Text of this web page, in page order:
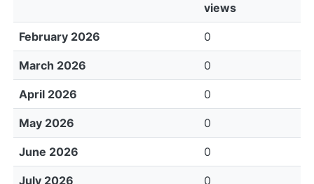
views
February 2026 0
March 2026 0
April 2026 0
May 2026 0
June 2026 0
July 2026 0